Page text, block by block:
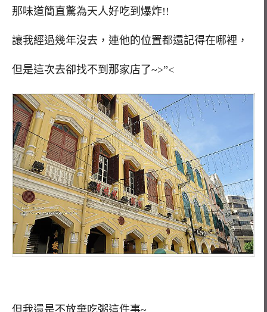
那味道簡直驚為天人好吃到爆炸!!
讓我經過幾年沒去，連他的位置都還記得在哪裡，
但是這次去卻找不到那家店了~>”<
但我還是不放棄吃粥這件事~